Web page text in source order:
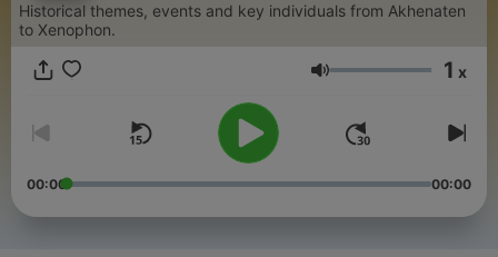
Historical themes, events and key individuals from Akhenaten
to Xenophon.
Hangerő 1 x
00:00 00:00